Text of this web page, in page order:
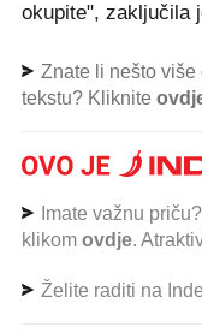
okupite", zaključila
Znate li nešto
tekstu? Kliknite
Imate važnu
klikom ovdje.
Želite raditi na